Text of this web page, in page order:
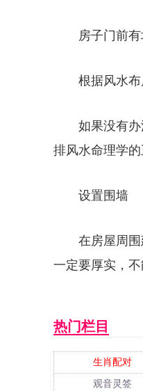
房子门前
根据风水
如果没有
排风水命理学的
设置围墙
在房屋周
一定要厚实，
热门栏目
生肖配对
观音灵签